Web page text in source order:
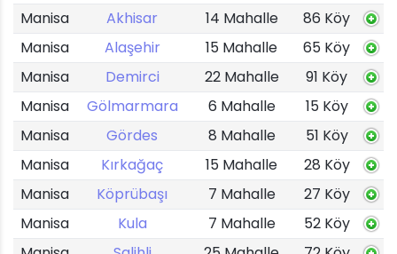
Manisa
Akhisar 14 Mahalle
86 Köy
Manisa
Alaşehir 15 Mahalle
65 Köy
Manisa
Demirci 22 Mahalle
91 Köy
Manisa
Gölmarmara 6 Mahalle
15 Köy
Manisa
Gördes 8 Mahalle
51 Köy
Manisa
Kırkağaç 15 Mahalle
28 Köy
Manisa
Köprübaşı 7 Mahalle
27 Köy
Manisa
Kula 7 Mahalle
52 Köy